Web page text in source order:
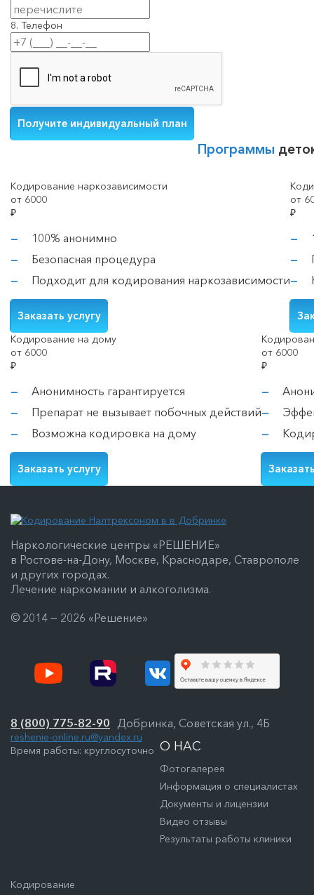
8. Телефон
Программы
Кодирование наркозависимости
от 6000
₽
100% анонимно
Безопасная процедура
Подходит для кодирования наркозависимости
Заказать услугу
от
₽
Кодирование на дому
от 6000
₽
Анонимность гарантируется
Препарат не вызывает побочных действий
Возможна кодировка на дому
Заказать услугу
от 6000
₽
Наркологические центры «РЕШЕНИЕ»
в Ростове-на-Дону, Москве, Краснодаре, Ставрополе
и других городах.
Лечение наркомании и алкоголизма.
© 2014 — 2026 «Решение»
О НАС
Фотогалерея
Информация о специалистах
Документы и лицензии
Видео отзывы
Результаты работы клиники
Кодирование
8 (800) 775-82-90 Добринка, Советская ул., 4Б
reshenie-online.ru@yandex.ru
Время работы: круглосуточно